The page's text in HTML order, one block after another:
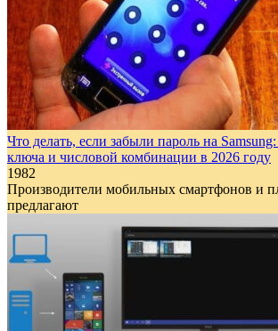
Что делать, если забыли пароль на
ключа и числовой комбинации в 2026 году
1982
Производители мобильных смартфонов и
предлагают